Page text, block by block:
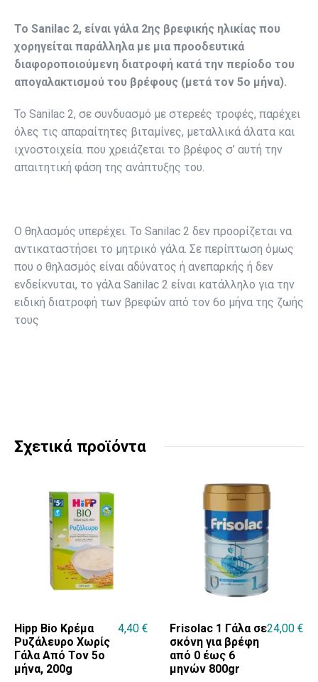
Το Sanilac 2, είναι γάλα 2ης βρεφικής ηλικίας που
χορηγείται παράλληλα με μια προοδευτικά
διαφοροποιούμενη διατροφή κατά την περίοδο του
απογαλακτισμού του βρέφους (μετά τον 5ο μήνα).
Το Sanilac 2, σε συνδυασμό με στερεές τροφές, παρέχει
όλες τις απαραίτητες βιταμίνες, μεταλλικά άλατα και
ιχνοστοιχεία. που χρειάζεται το βρέφος σ’ αυτή την
απαιτητική φάση της ανάπτυξης του.
Ο θηλασμός υπερέχει. Το Sanilac 2 δεν προορίζεται να
αντικαταστήσει το μητρικό γάλα. Σε περίπτωση όμως
που ο θηλασμός είναι αδύνατος ή ανεπαρκής ή δεν
ενδείκνυται, το γάλα Sanilac 2 είναι κατάλληλο για την
ειδική διατροφή των βρεφών από τον 6ο μήνα της ζωής
τους
Σχετικά προϊόντα
Hipp Bio Κρέμα
Ρυζάλευρο Χωρίς
Γάλα Από Τον 5ο
μήνα, 200g
4,40 €
Frisolac 1 Γάλα σε
σκόνη για βρέφη
από 0 έως 6
μηνών 800gr
24,00 €